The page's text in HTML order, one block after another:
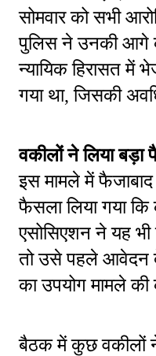
सोमवार को सभी
पुलिस ने उनकी आगे
न्यायिक हिरासत में
गया था, जिसकी
वकीलों ने लिया बड़ा
इस मामले में
फैसला लिया गया कि
एसोसिएशन ने यह भी
तो उसे पहले आवेदन
का उपयोग मामले की
बैठक में कुछ वकीलों ने